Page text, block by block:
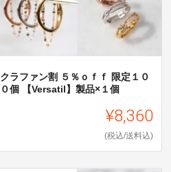
クラファン割 ５％ｏｆｆ 限定１０
０個 【Versatil】製品×１個
¥8,360
(税込/送料込)